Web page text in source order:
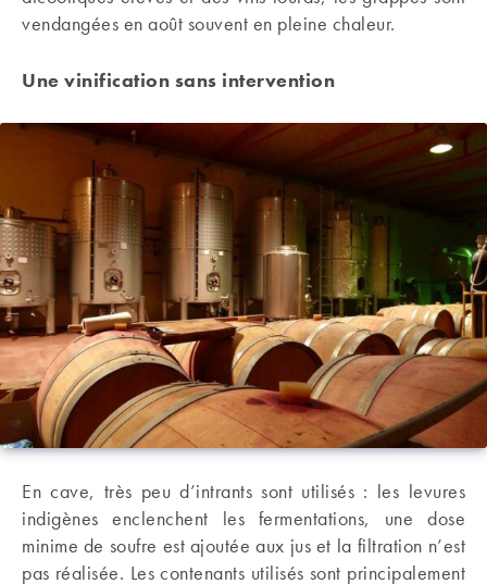
vendangées en août souvent en pleine chaleur.
Une vinification sans intervention
En cave, très peu d’intrants sont utilisés : les levures
indigènes enclenchent les fermentations, une dose
minime de soufre est ajoutée aux jus et la filtration n’est
pas réalisée. Les contenants utilisés sont principalement